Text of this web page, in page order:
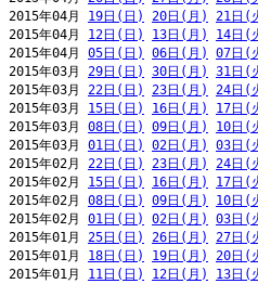
2015年04月 19日(日) 20日(月) 21日(
2015年04月 12日(日) 13日(月) 14日(
2015年04月 05日(日) 06日(月) 07日(
2015年03月 29日(日) 30日(月) 31日(
2015年03月 22日(日) 23日(月) 24日(
2015年03月 15日(日) 16日(月) 17日(
2015年03月 08日(日) 09日(月) 10日(
2015年03月 01日(日) 02日(月) 03日(
2015年02月 22日(日) 23日(月) 24日(
2015年02月 15日(日) 16日(月) 17日(
2015年02月 08日(日) 09日(月) 10日(
2015年02月 01日(日) 02日(月) 03日(
2015年01月 25日(日) 26日(月) 27日(
2015年01月 18日(日) 19日(月) 20日(
2015年01月 11日(日) 12日(月) 13日(